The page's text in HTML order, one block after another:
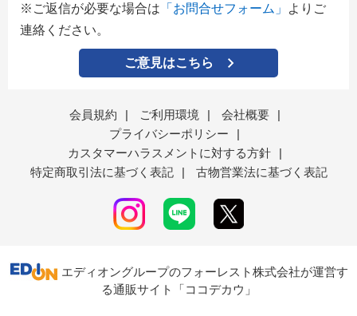
※ご返信が必要な場合は 「お問合せフォーム」
よりご
連絡ください。
ご意見はこちら
会員規約 | ご利用環境 | 会社概要
|
プライバシーポリシー
|
カスタマーハラスメントに対する方針
|
特定商取引法に基づく表記
| 古物営業法に基づく表記
エディオングループのフォーレスト株式会社が運営す
る通販サイト「ココデカウ」